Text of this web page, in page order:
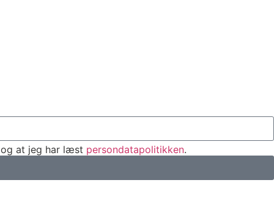
og at jeg har læst persondatapolitikken.